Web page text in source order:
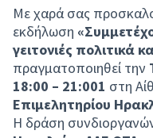
Με χαρά σας
εκδήλωση
γειτονιές πολιτικά
πραγματοποιηθεί την
18:00 – 21:001 στη
Επιμελητηρίου
Η δράση